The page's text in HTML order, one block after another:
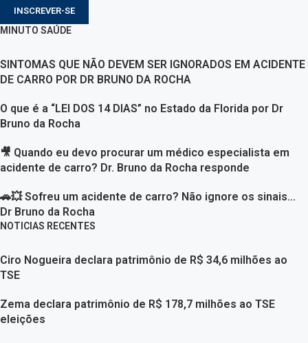
INSCREVER-SE
MINUTO SAÚDE
SINTOMAS QUE NÃO DEVEM SER IGNORADOS EM ACIDENTE
DE CARRO POR DR BRUNO DA ROCHA
O que é a “LEI DOS 14 DIAS” no Estado da Florida por Dr
Bruno da Rocha
🎥 Quando eu devo procurar um médico especialista em
acidente de carro? Dr. Bruno da Rocha responde
🚗💥 Sofreu um acidente de carro? Não ignore os sinais…
Dr Bruno da Rocha
NOTICIAS RECENTES
Ciro Nogueira declara patrimônio de R$ 34,6 milhões ao
TSE
Zema declara patrimônio de R$ 178,7 milhões ao TSE
eleições